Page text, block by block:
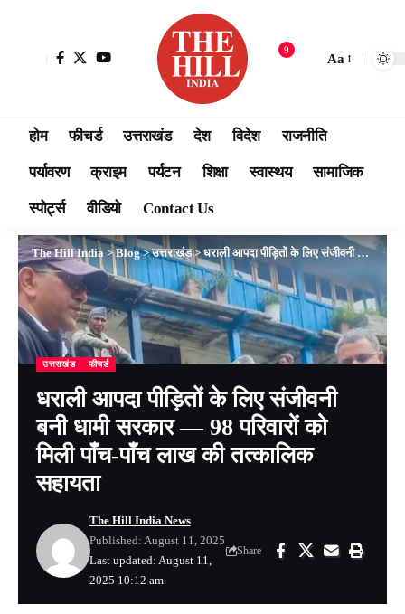
9
Aa
होम फीचर्ड उत्तराखंड देश विदेश राजनीति
पर्यावरण क्राइम पर्यटन शिक्षा स्वास्थय सामाजिक
स्पोर्ट्स वीडियो Contact Us
The Hill India >Blog>उत्तराखंड> धराली आपदा पीड़ितों के लिए संजीवनी बनी धामी सरकार — 98 परिवारों को मिली पाँच-पाँच लाख की तत्कालिक सहायता
उत्तराखंड फीचर्ड
धराली आपदा पीड़ितों के लिए संजीवनी
बनी धामी सरकार — 98 परिवारों को
मिली पाँच-पाँच लाख की तत्कालिक
सहायता
Last updated: August 11,
2025 10:12 am
The Hill India News
Published: August 11, 2025
Share